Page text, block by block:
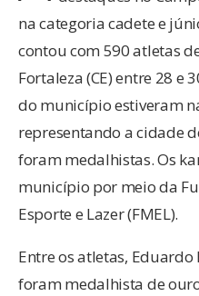
na categoria cadete e
contou com 590 atletas
Fortaleza (CE) entre 28 e
do município estiveram
representando a cidade
foram medalhistas. Os
município por meio da
Esporte e Lazer (FMEL).
Entre os atletas, Eduardo
foram medalhista de